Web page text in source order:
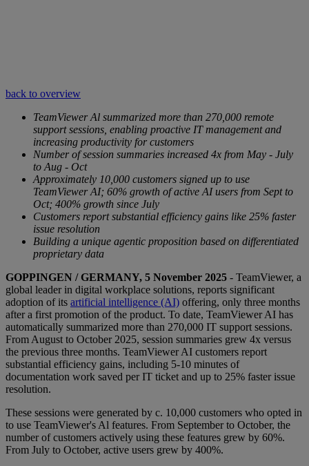
back to overview
TeamViewer Al summarized more than 270,000 remote
support sessions, enabling proactive IT management and
increasing productivity for customers
Number of session summaries increased 4x from May - July
to Aug - Oct
Approximately 10,000 customers signed up to use
TeamViewer AI; 60% growth of active AI users from Sept to
Oct; 400% growth since July
Customers report substantial efficiency gains like 25% faster
issue resolution
Building a unique agentic proposition based on differentiated
proprietary data
GOPPINGEN / GERMANY, 5 November 2025 - TeamViewer, a
global leader in digital workplace solutions, reports significant
adoption of its artificial intelligence (AI) offering, only three months
after a first promotion of the product. To date, TeamViewer AI has
automatically summarized more than 270,000 IT support sessions.
From August to October 2025, session summaries grew 4x versus
the previous three months. TeamViewer AI customers report
substantial efficiency gains, including 5-10 minutes of
documentation work saved per IT ticket and up to 25% faster issue
resolution.
These sessions were generated by c. 10,000 customers who opted in
to use TeamViewer's Al features. From September to October, the
number of customers actively using these features grew by 60%.
From July to October, active users grew by 400%.